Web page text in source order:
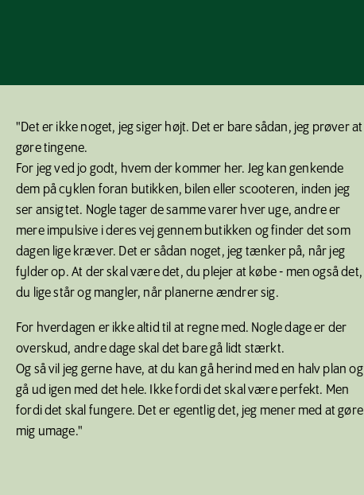
"Det er ikke noget, jeg siger højt. Det er bare sådan, jeg prøver at
gøre tingene.
For jeg ved jo godt, hvem der kommer her. Jeg kan genkende
dem på cyklen foran butikken, bilen eller scooteren, inden jeg
ser ansigtet. Nogle tager de samme varer hver uge, andre er
mere impulsive i deres vej gennem butikken og finder det som
dagen lige kræver. Det er sådan noget, jeg tænker på, når jeg
fylder op. At der skal være det, du plejer at købe - men også det,
du lige står og mangler, når planerne ændrer sig.
For hverdagen er ikke altid til at regne med. Nogle dage er der
overskud, andre dage skal det bare gå lidt stærkt.
Og så vil jeg gerne have, at du kan gå herind med en halv plan og
gå ud igen med det hele. Ikke fordi det skal være perfekt. Men
fordi det skal fungere. Det er egentlig det, jeg mener med at gøre
mig umage."